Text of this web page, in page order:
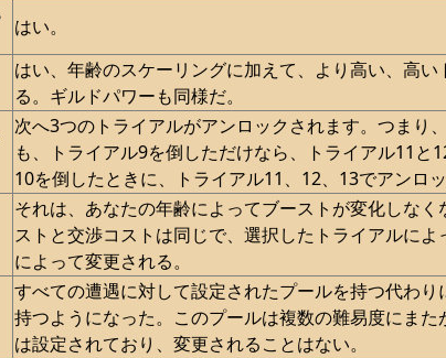
はい。
はい、年齢のスケーリングに加えて、より高い、高
る。ギルドパワーも同様だ。
次へ3つのトライアルがアンロックされます。つまり
も、トライアル9を倒しただけなら、トライアル11
10を倒したときに、トライアル11、12、13でアンロッ
それは、あなたの年齢によってブーストが変化しな
ストと交渉コストは同じで、選択したトライアルに
によって変更される。
すべての遭遇に対して設定されたプールを持つ代わ
持つようになった。このプールは複数の難易度にま
は設定されており、変更されることはない。